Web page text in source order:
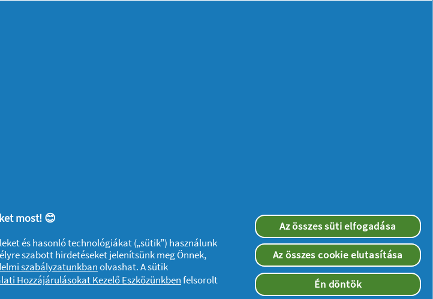
a
Ossza
most! 😊
és hasonló technológiákat („sütik”) használunk
szabott hirdetéseket jelenítsünk meg Önnek,
szabályzatunkbanolvashat. A sütik
Hozzájárulásokat Kezelő Eszközünkbenfelsorolt
Az összes süti elfogadása
Az összes cookie elutasítása
Én döntök